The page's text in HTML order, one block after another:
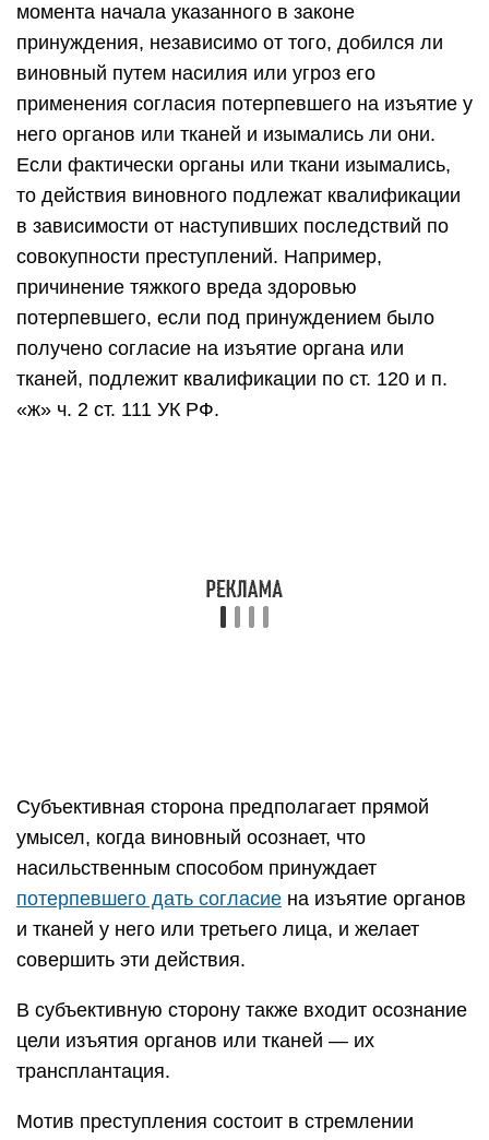
момента начала указанного в законе
принуждения, независимо от того, добился ли
виновный путем насилия или угроз его
применения согласия потерпевшего на изъятие у
него органов или тканей и изымались ли они.
Если фактически органы или ткани изымались,
то действия виновного подлежат квалификации
в зависимости от наступивших последствий по
совокупности преступлений. Например,
причинение тяжкого вреда здоровью
потерпевшего, если под принуждением было
получено согласие на изъятие органа или
тканей, подлежит квалификации по ст. 120 и п.
«ж» ч. 2 ст. 111 УК РФ.
Субъективная сторона предполагает прямой
умысел, когда виновный осознает, что
насильственным способом принуждает
потерпевшего дать согласие на изъятие органов
и тканей у него или третьего лица, и желает
совершить эти действия.
В субъективную сторону также входит осознание
цели изъятия органов или тканей — их
трансплантация.
Мотив преступления состоит в стремлении